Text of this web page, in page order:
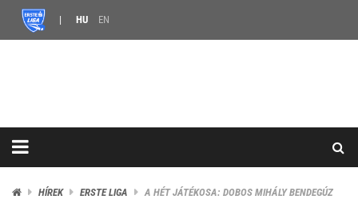
HU EN
HÍREK ERSTE LIGA A HÉT JÁTÉKOSA: DOBOS MIHÁLY BENDEGÚZ